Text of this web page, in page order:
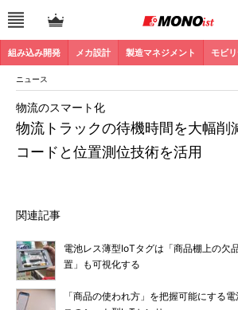
組み込み開発 メカ設計 製造マネジメント モビ
ニュース
物流トラックの待機時間を大幅削
コードと位置測位技術を活用
物流のスマート化
関連記事
電池レス薄型IoTタグは「商品棚上の欠
置」も可視化する
「商品の使われ方」を把握可能にする電